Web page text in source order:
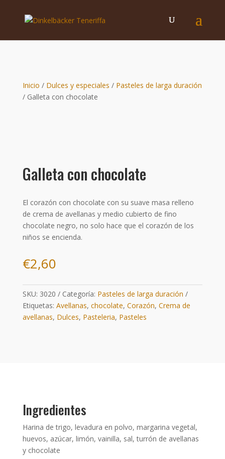
Inicio / Dulces y especiales / Pasteles de larga duración
/ Galleta con chocolate
Galleta con chocolate
El corazón con chocolate con su suave masa relleno
de crema de avellanas y medio cubierto de fino
chocolate negro, no solo hace que el corazón de los
niños se encienda.
€2,60
SKU: 3020 Categoría: Pasteles de larga duración
Etiquetas: Avellanas, chocolate, Corazón, Crema de
avellanas, Dulces, Pasteleria, Pasteles
Ingredientes
Harina de trigo, levadura en polvo, margarina vegetal,
huevos, azúcar, limón, vainilla, sal, turrón de avellanas
y chocolate